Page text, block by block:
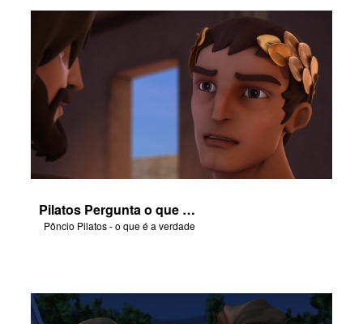
Pilatos Pergunta o que é a Verdade
Pôncio Pilatos - o que é a verdade